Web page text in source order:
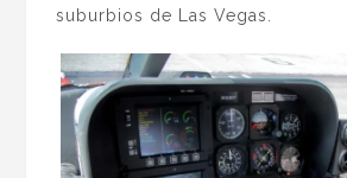
suburbios de Las Vegas.